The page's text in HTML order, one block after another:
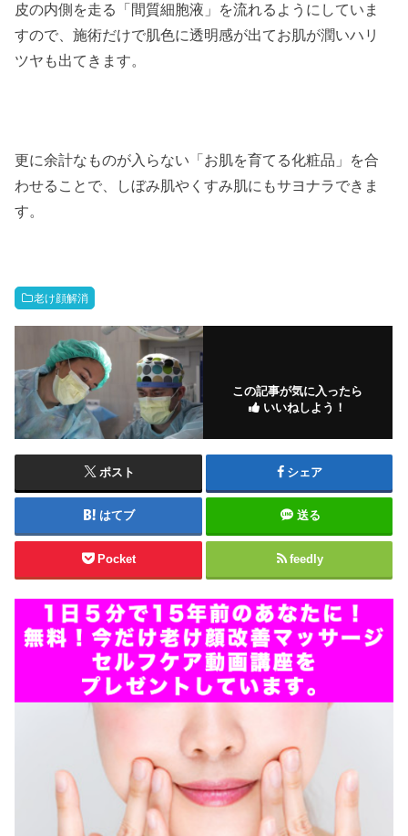
皮の内側を走る「間質細胞液」を流れるようにしていま
すので、施術だけで肌色に透明感が出てお肌が潤いハリ
ツヤも出てきます。
更に余計なものが入らない「お肌を育てる化粧品」を合
わせることで、しぼみ肌やくすみ肌にもサヨナラできま
す。
老け顔解消
この記事が気に入ったら
いいねしよう！
ポスト シェア
はてブ 送る
Pocket feedly